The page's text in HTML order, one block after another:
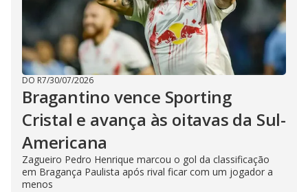
DO R7/30/07/2026
Bragantino vence Sporting
Cristal e avança às oitavas da Sul-
Americana
Zagueiro Pedro Henrique marcou o gol da classificação
em Bragança Paulista após rival ficar com um jogador a
menos